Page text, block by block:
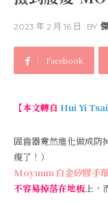
2023 年 2 月 16 日 BY
Facebook
【本文轉自 Hui Yi Tsai
固齒器竟然進化做成防
痠了！）
Moyuum 白金矽膠手
不容易掉落在地板上，